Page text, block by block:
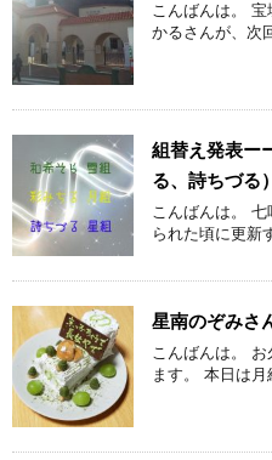
こんばんは。
かるさんが、次
組替え発表ー
る、詩ちづる）
こんばんは。
られた頃に更新
星南のぞみさ
こんばんは。
ます。 本日は